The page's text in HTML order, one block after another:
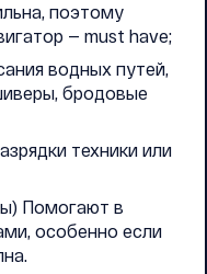
поэтому
— must have;
водных путей,
бродовые
техники или
Помогают в
особенно если